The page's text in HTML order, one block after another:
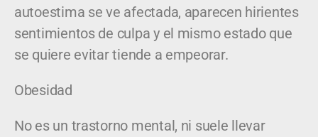
autoestima se ve afectada, aparecen hirientes
sentimientos de culpa y el mismo estado que
se quiere evitar tiende a empeorar.
Obesidad
No es un trastorno mental, ni suele llevar